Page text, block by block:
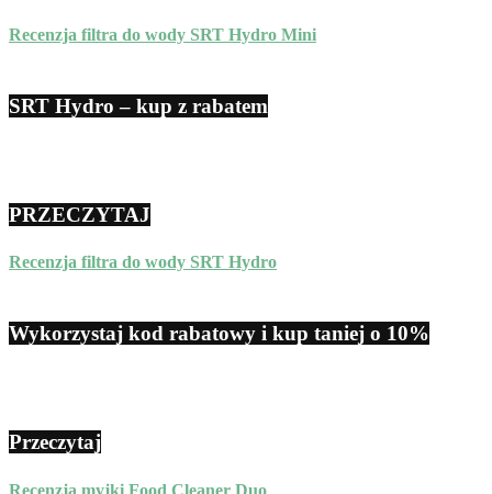
Recenzja filtra do wody SRT Hydro Mini
SRT Hydro – kup z rabatem
PRZECZYTAJ
Recenzja filtra do wody SRT Hydro
Wykorzystaj kod rabatowy i kup taniej o 10%
Przeczytaj
Recenzja myjki Food Cleaner Duo